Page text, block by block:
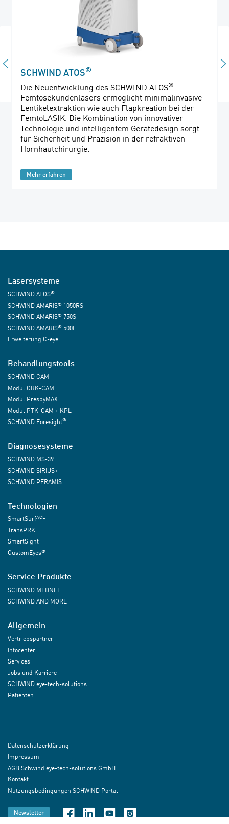
SCHWIND ATOS®
Die Neuentwicklung des SCHWIND ATOS®
Femtosekundenlasers ermöglicht minimalinvasive
Lentikelextraktion wie auch Flapkreation bei der
FemtoLASIK. Die Kombination von innovativer
Technologie und intelligentem Gerätedesign sorgt
für Sicherheit und Präzision in der refraktiven
Hornhautchirurgie.
Mehr erfahren
Lasersysteme
SCHWIND ATOS®
SCHWIND AMARIS® 1050RS
SCHWIND AMARIS® 750S
SCHWIND AMARIS® 500E
Erweiterung C-eye
Behandlungstools
SCHWIND CAM
Modul ORK-CAM
Modul PresbyMAX
Modul PTK-CAM + KPL
SCHWIND Foresight®
Diagnosesysteme
SCHWIND MS-39
SCHWIND SIRIUS+
SCHWIND PERAMIS
Technologien
SmartSurfACE
TransPRK
SmartSight
CustomEyes®
Service Produkte
SCHWIND MEDNET
SCHWIND AND MORE
Allgemein
Vertriebspartner
Infocenter
Services
Jobs und Karriere
SCHWIND eye-tech-solutions
Patienten
Datenschutzerklärung
Impressum
AGB Schwind eye-tech-solutions GmbH
Kontakt
Nutzungsbedingungen SCHWIND Portal
Newsletter